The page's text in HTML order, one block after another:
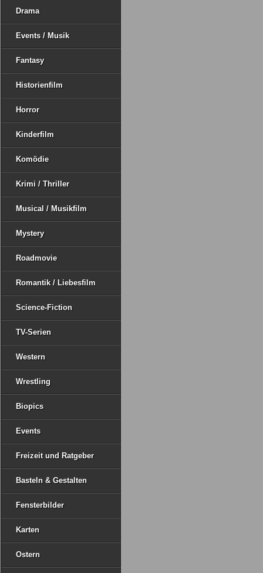
Drama
Events / Musik
Fantasy
Historienfilm
Horror
Kinderfilm
Komödie
Krimi / Thriller
Musical / Musikfilm
Mystery
Roadmovie
Romantik / Liebesfilm
Science-Fiction
TV-Serien
Western
Wrestling
Biopics
Events
Freizeit und Ratgeber
Basteln & Gestalten
Fensterbilder
Karten
Ostern